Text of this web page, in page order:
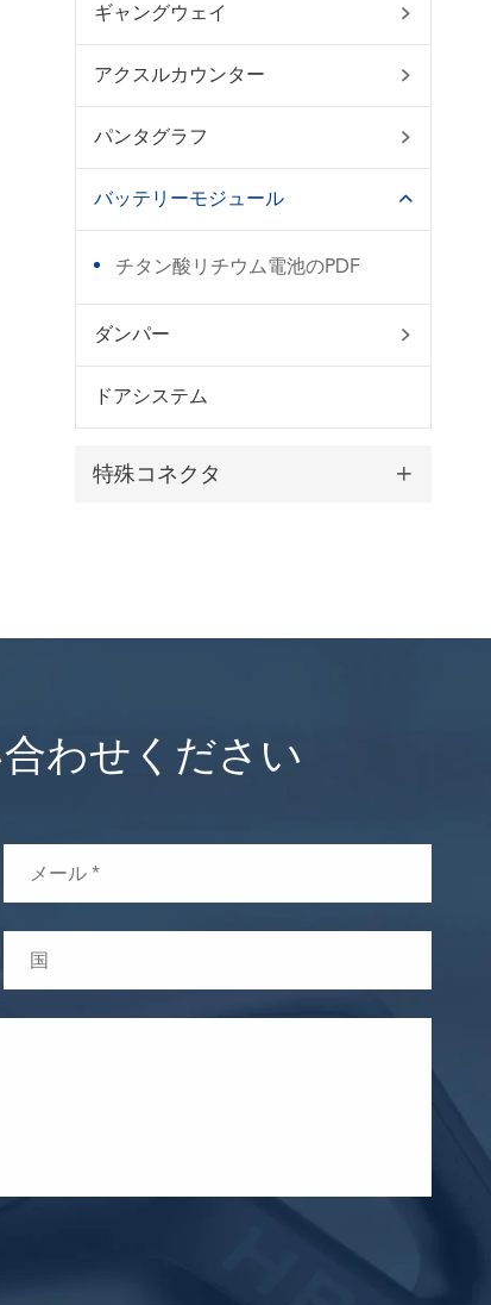
ギャングウェイ 
アクスルカウンター 
パンタグラフ 
バッテリーモジュール 
チタン酸リチウム電池のPDF
ダンパー 
ドアシステム
特殊コネクタ 
わせください